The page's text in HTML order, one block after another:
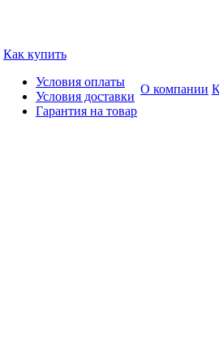
Как купить
Условия оплаты
Условия доставки
Гарантия на товар
О компании